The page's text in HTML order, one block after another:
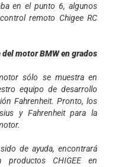
en el punto 6, algunos
remoto Chigee RC
motor BMW en grados
sólo se muestra en
equipo de desarrollo
Fahrenheit. Pronto, los
y Fahrenheit para la
de ayuda, encontrará
productos CHIGEE en